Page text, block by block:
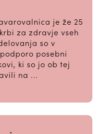
je že 25
za zdravje vseh
so v
posebni
ki so jo ob tej
na ...